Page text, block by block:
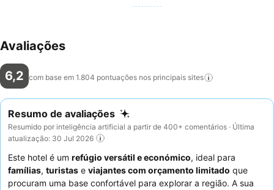
Avaliações
6,2 com base em 1.804 pontuações nos principais sites
Resumo de avaliações
Resumido por inteligência artificial a partir de 400+ comentários · Última
atualização: 30 Jul 2026
Este hotel é um refúgio versátil e económico, ideal para
famílias, turistas e viajantes com orçamento limitado que
procuram uma base confortável para explorar a região. A sua